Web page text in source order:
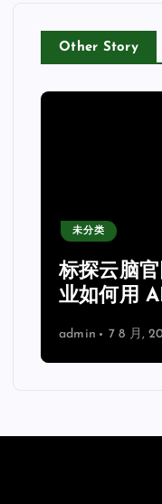
Other Story
未分类
标探云脑
业如何用
admin 7 8 月,